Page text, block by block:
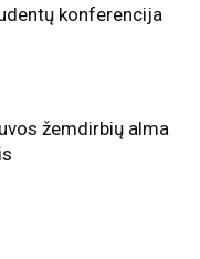
konferencija
žemdirbių alma